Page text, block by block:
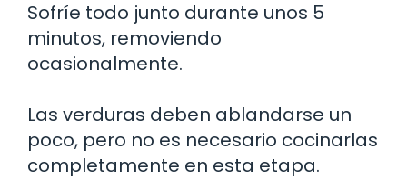
Sofríe todo junto durante unos 5
minutos, removiendo
ocasionalmente.
Las verduras deben ablandarse un
poco, pero no es necesario cocinarlas
completamente en esta etapa.